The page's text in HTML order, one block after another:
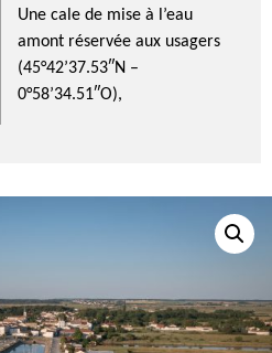
Une cale de mise à l’eau
amont réservée aux usagers
(45°42’37.53″N –
0°58’34.51″O),